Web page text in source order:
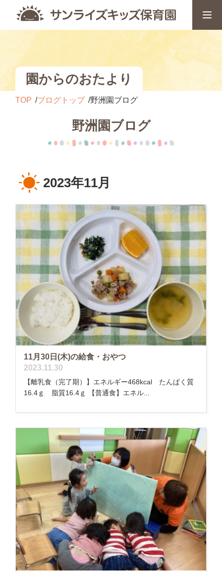
園からのおたより
TOP ブログトップ 野洲園ブログ
野洲園ブログ
2023年11月
11月30日(木)の給食・おやつ
2023.11.30
【離乳食（完了期）】エネルギー468kcal たんぱく質
16.4ｇ 脂質16.4ｇ 【普通食】エネル...